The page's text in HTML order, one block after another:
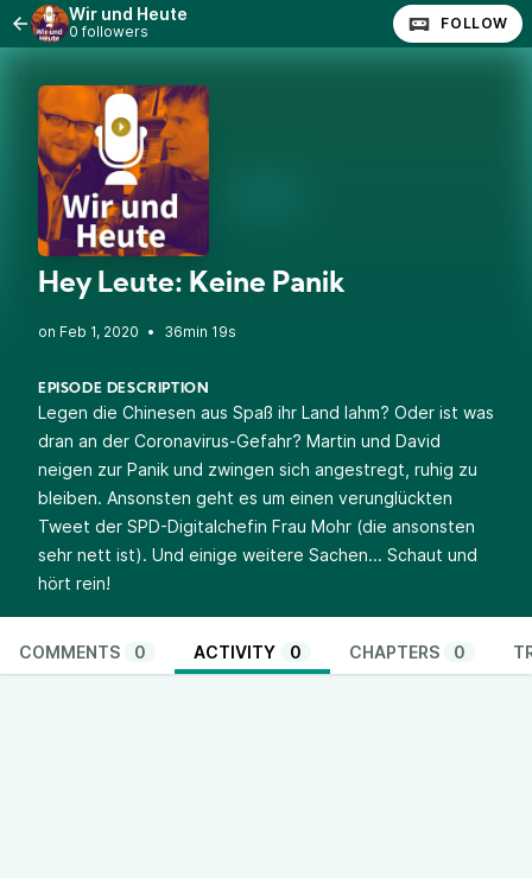
Wir und Heute
0 followers FOLLOW
Hey Leute: Keine Panik
• 36min 19s
EPISODE DESCRIPTION
Legen die Chinesen aus Spaß ihr Land lahm? Oder ist was
dran an der Coronavirus-Gefahr? Martin und David
neigen zur Panik und zwingen sich angestregt, ruhig zu
bleiben. Ansonsten geht es um einen verunglückten
Tweet der SPD-Digitalchefin Frau Mohr (die ansonsten
sehr nett ist). Und einige weitere Sachen... Schaut und
hört rein!
COMMENTS 0 ACTIVITY 0 CHAPTERS 0